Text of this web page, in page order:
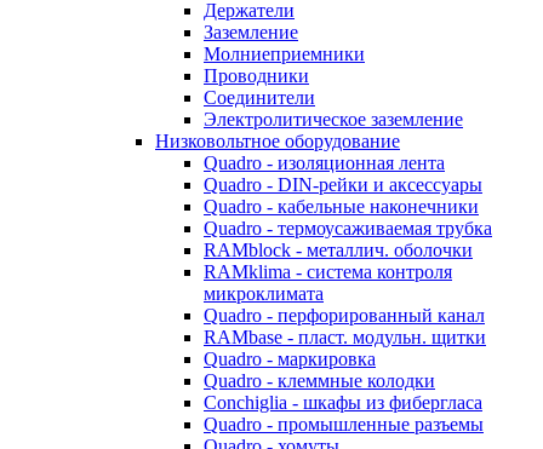
Держатели
Заземление
Молниеприемники
Проводники
Соединители
Электролитическое заземление
Низковольтное оборудование
Quadro - изоляционная лента
Quadro - DIN-рейки и аксессуары
Quadro - кабельные наконечники
Quadro - термоусаживаемая трубка
RAMblock - металлич. оболочки
RAMklima - система контроля
микроклимата
Quadro - перфорированный канал
RAMbase - пласт. модульн. щитки
Quadro - маркировка
Quadro - клеммные колодки
Conchiglia - шкафы из фибергласа
Quadro - промышленные разъемы